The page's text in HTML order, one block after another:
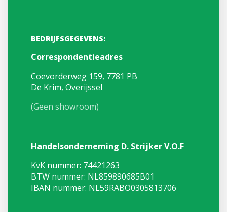
BEDRIJFSGEGEVENS:
Correspondentieadres
Coevorderweg 159, 7781 PB
De Krim, Overijssel
(Geen showroom)
Handelsonderneming D. Strijker V.O.F
KvK nummer: 74421263
BTW nummer: NL859890685B01
IBAN nummer: NL59RABO0305813706